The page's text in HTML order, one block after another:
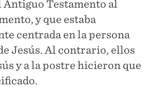
Antiguo Testamento al
y que estaba
centrada en la persona
Jesús. Al contrario, ellos
y a la postre hicieron que